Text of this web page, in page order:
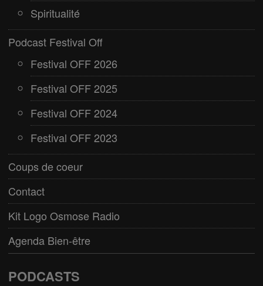
Spiritualité
Podcast Festival Off
Festival OFF 2026
Festival OFF 2025
Festival OFF 2024
Festival OFF 2023
Coups de coeur
Contact
Kit Logo Osmose Radio
Agenda Bien-être
PODCASTS